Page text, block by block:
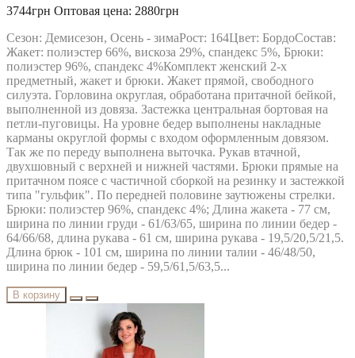
3744грн Оптовая цена: 2880грн
Сезон: Демисезон, Осень - зимаРост: 164Цвет: БордоСостав:
Жакет: полиэстер 66%, вискоза 29%, спандекс 5%, Брюки:
полиэстер 96%, спандекс 4%Комплект женский 2-х
предметный, жакет и брюки. Жакет прямой, свободного
силуэта. Горловина округлая, обработана притачной бейкой,
выполненной из довяза. Застежка центральная бортовая на
петли-пуговицы. На уровне бедер выполнены накладные
карманы округлой формы с входом оформленным довязом.
Так же по переду выполнена выточка. Рукав втачной,
двухшовный с верхней и нижней частями. Брюки прямые на
притачном поясе с частичной сборкой на резинку и застежкой
типа "гульфик". По передней половине заутюжены стрелки.
Брюки: полиэстер 96%, спандекс 4%; Длина жакета - 77 см,
ширина по линии груди - 61/63/65, ширина по линии бедер -
64/66/68, длина рукава - 61 см, ширина рукава - 19,5/20,5/21,5.
Длина брюк - 101 см, ширина по линии талии - 46/48/50,
ширина по линии бедер - 59,5/61,5/63,5...
В корзину